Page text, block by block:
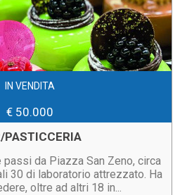
IN VENDITA
€ 50.000
PASTICCERIA
passi da Piazza San Zeno, circa
30 di laboratorio attrezzato. Ha
oltre ad altri 18 in...